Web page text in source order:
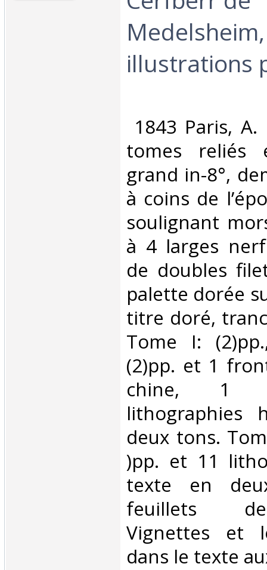
Medelsheim,
illustrations
1843 Paris,
tomes reliés
grand in-8°,
à coins de
soulignant
à 4 larges
de doubles
palette dorée
titre doré,
Tome I:
(2)pp. et 1
chine, 1
lithographies
deux tons.
)pp. et 11
texte en
feuillets
Vignettes et
dans le texte